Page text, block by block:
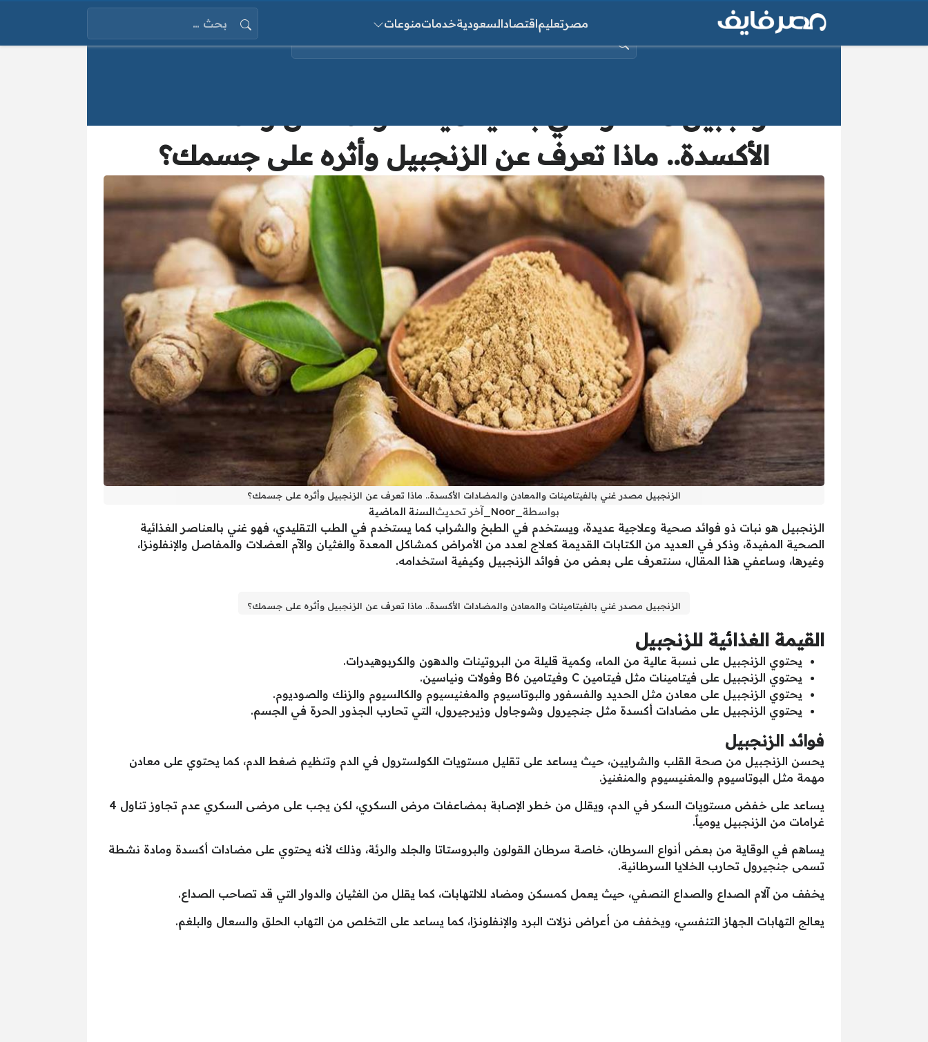
مصرتعليماقتصادالسعوديةخدماتمنوعات
البحث عن:
الأكسدة.. ماذا تعرف عن الزنجبيل وأثره على جسمك؟
الزنجبيل مصدر غني بالفيتامينات والمعادن والمضادات الأكسدة.. ماذا تعرف عن الزنجبيل وأثره على جسمك؟
بواسطة آخر تحديثالسنة الماضية
الزنجبيل هو نبات ذو فوائد صحية وعلاجية عديدة، ويستخدم في الطبخ والشراب كما يستخدم في الطب التقليدي، فهو غني بالعناصر الغذائية
الصحية المفيدة، وذكر في العديد من الكتابات القديمة كعلاج لعدد من الأمراض كمشاكل المعدة والغثيان والآم العضلات والمفاصل والإنفلونزا،
وغيرها، وساعفي هذا المقال، سنتعرف على بعض من فوائد الزنجبيل وكيفية استخدامه.
الزنجبيل مصدر غني بالفيتامينات والمعادن والمضادات الأكسدة.. ماذا تعرف عن الزنجبيل وأثره على جسمك؟
القيمة الغذائية للزنجبيل
يحتوي الزنجبيل على نسبة عالية من الماء، وكمية قليلة من البروتينات والدهون والكربوهيدرات.
يحتوي الزنجبيل على فيتامينات مثل فيتامين C وفيتامين B6 وفولات ونياسين.
يحتوي الزنجبيل على معادن مثل الحديد والفسفور والبوتاسيوم والمغنيسيوم والكالسيوم والزنك والصوديوم.
يحتوي الزنجبيل على مضادات أكسدة مثل جنجيرول وشوجاول وزيرجيرول، التي تحارب الجذور الحرة في الجسم.
فوائد الزنجبيل
يحسن الزنجبيل من صحة القلب والشرايين، حيث يساعد على تقليل مستويات الكولسترول في الدم وتنظيم ضغط الدم، كما يحتوي على معادن
مهمة مثل البوتاسيوم والمغنيسيوم والمنغنيز.
يساعد على خفض مستويات السكر في الدم، ويقلل من خطر الإصابة بمضاعفات مرض السكري، لكن يجب على مرضى السكري عدم تجاوز تناول 4
غرامات من الزنجبيل يومياً.
يساهم في الوقاية من بعض أنواع السرطان، خاصة سرطان القولون والبروستاتا والجلد والرئة، وذلك لأنه يحتوي على مضادات أكسدة ومادة نشطة
تسمى جنجيرول تحارب الخلايا السرطانية.
يخفف من آلام الصداع والصداع النصفي، حيث يعمل كمسكن ومضاد للالتهابات، كما يقلل من الغثيان والدوار التي قد تصاحب الصداع.
يعالج التهابات الجهاز التنفسي، ويخفف من أعراض نزلات البرد والإنفلونزا، كما يساعد على التخلص من التهاب الحلق والسعال والبلغم.